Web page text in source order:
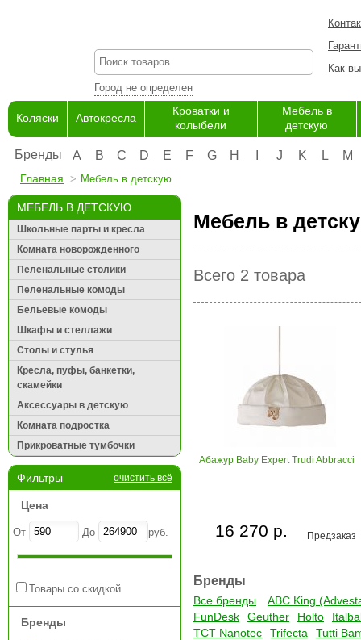
Город не определен
Как
Коляски Автокресла
Кроватки и
колыбели
Мебель в
детскую
Бренды A B C D E F G H J K L M
Главная Мебель в детскую
МЕБЕЛЬ В ДЕТСКУЮ
Школьные парты и кресла
Комната новорожденного
Пеленальные столики
Пеленальные комоды
Бельевые комоды
Шкафы и стеллажи
Столы и стулья
Кресла, пуфы, банкетки,
скамейки
Аксессуары в детскую
Комната подростка
Прикроватные тумбочки
Фильтры очистить всё
Цена
От До руб.
Товары со скидкой
Бренды
Мебель в
Всего 2 товара
Абажур Baby Expert Trudi Abbracci
Предзаказ
16 270 р.
Бренды
Все бренды
ABC King
FunDesk
Geuther Holto
TCT Nanotec
Trifecta Tutti